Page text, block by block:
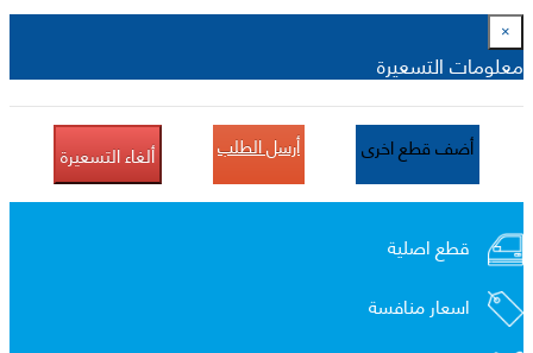
×
معلومات التسعيرة
أضف قطع اخرى أرسل الطلب ألغاء التسعيرة
قطع اصلية
اسعار منافسة